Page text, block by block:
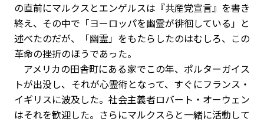
の直前にマルクスとエンゲルスは『共産党宣言』を書き
終え、その中で「ヨーロッパを幽霊が徘徊している」と
述べたのだが、「幽霊」をもたらしたのはむしろ、この
革命の挫折のほうであった。
アメリカの田舎町にある家でこの年、ポルターガイス
トが出没し、それが心霊術となって、すぐにフランス・
イギリスに波及した。社会主義者ロバート・オーウェン
はそれを歓迎した。さらにマルクスらと一緒に活動して